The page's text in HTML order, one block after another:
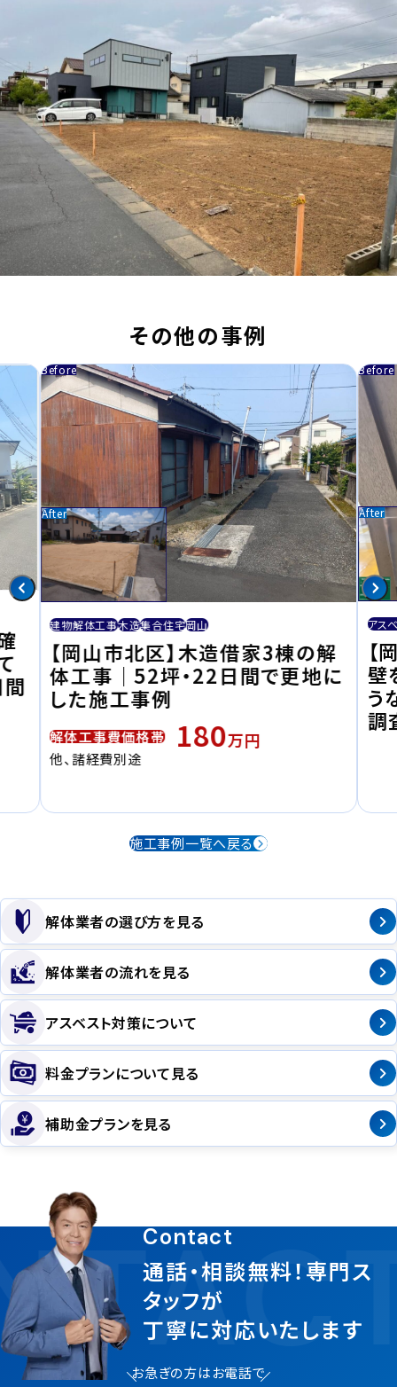
その他の事例
建物解体工事木造集合住宅岡山
【岡山市北区】木造借家3棟の解
体工事｜52坪・22日間で更地に
した施工事例
解体工事費価格帯 180万円
他、諸経費別途
アス
【
壁
う
調
施工事例一覧へ戻る
解体業者の選び方を見る
解体業者の流れを見る
アスベスト対策について
料金プランについて見る
補助金プランを見る
Contact
通話・相談無料！専門ス
タッフが
丁寧に対応いたします
お急ぎの方はお電話で